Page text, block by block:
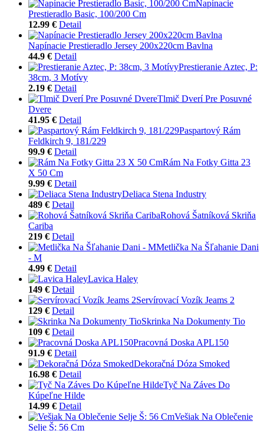
Napínacie
Prestieradlo Basic, 100/200 Cm
12.99 € Detail
Napínacie Prestieradlo Jersey 200x220cm Bavlna
44.9 € Detail
Prestieranie Aztec, P:
38cm, 3 Motívy
2.19 € Detail
Tlmič Dverí Pre Posuvné
Dvere
41.95 € Detail
Paspartový Rám
Feldkirch 9, 181/229
99.9 € Detail
Rám Na Fotky Gitta 23
X 50 Cm
9.99 € Detail
Deliaca Stena Industry
489 € Detail
Rohová Šatníková Skriňa
Cariba
219 € Detail
Metlička Na Šľahanie Dani
- M
4.99 € Detail
Lavica Haley
149 € Detail
Servírovací Vozík Jeams 2
129 € Detail
Skrinka Na Dokumenty Tio
109 € Detail
Pracovná Doska APL150
91.9 € Detail
Dekoračná Dóza Smoked
16.98 € Detail
Tyč Na Záves Do
Kúpeľne Hilde
14.99 € Detail
Vešiak Na Oblečenie
Selje Š: 56 Cm